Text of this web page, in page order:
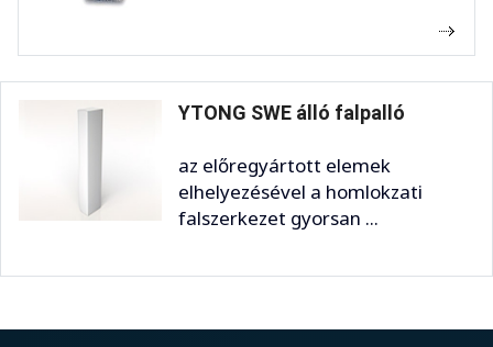
YTONG SWE álló falpalló
az előregyártott elemek
elhelyezésével a homlokzati
falszerkezet gyorsan ...